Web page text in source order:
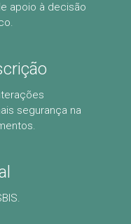
apoio à decisão
segurança na